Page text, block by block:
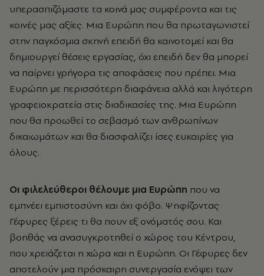
υπερασπιζόμαστε τα κοινά μας συμφέροντα και τις
κοινές μας αξίες. Μια Ευρώπη που θα πρωταγωνιστεί
στην παγκόσμια σκηνή επειδή θα καινοτομεί και θα
δημιουργεί θέσεις εργασίας, όχι επειδή δεν θα μπορεί
να παίρνει γρήγορα τις αποφάσεις που πρέπει. Μια
Ευρώπη με περισσότερη διαφάνεια αλλά και λιγότερη
γραφειοκρατεία στις διαδικασίες της. Μια Ευρώπη
που θα προωθεί το σεβασμό των ανθρωπίνων
δικαιωμάτων και θα διασφαλίζει ίσες ευκαιρίες για
όλους.
Οι φιλελεύθεροι θέλουμε μια Ευρώπη που να
εμπνέει εμπιστοσύνη και όχι φόβο. Ψηφίζοντας
Γέφυρες ξέρεις τι θα πουν εξ ονόματός σου. Και
βοηθάς να ανασυγκροτηθεί ο χώρος του Κέντρου,
που χρειάζεται η χώρα και η Ευρώπη. Οι Γέφυρες δεν
αποτελούν μια πρόσκαιρη συνεργασία ενόψει των